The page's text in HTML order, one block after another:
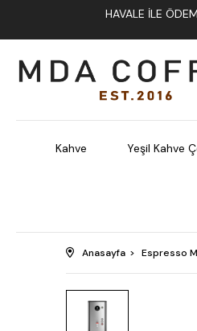
HAVALE İLE
Kahve Yeşil Kahve
Anasayfa Espresso